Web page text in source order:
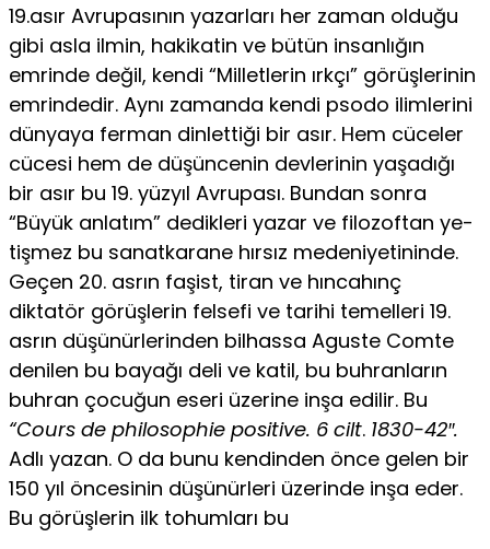
19.asır Avrupasının yazarları her zaman olduğu
gibi asla ilmin, hakikatin ve bütün insanlığın
emrinde değil, kendi “Milletlerin ırkçı” görüşlerinin
emrindedir. Aynı zamanda kendi psodo ilim­lerini
dünyaya ferman dinlettiği bir asır. Hem cüceler
cücesi hem de düşüncenin devlerinin yaşadığı
bir asır bu 19. yüzyıl Avrupası. Bundan sonra
“Büyük anlatım” dedikleri yazar ve filozoftan ye­
tişmez bu sanatkarane hırsız medeniyetininde.
Geçen 20. asrın fa­şist, tiran ve hıncahınç
diktatör görüşlerin felsefi ve tarihi temel­leri 19.
asrın düşünürlerinden bilhassa Aguste Comte
denilen bu bayağı deli ve katil, bu buhranların
buhran çocuğun eseri üzerine inşa edilir. Bu
“Cours de philosophie positive. 6 cilt. 1830-42″.
Adlı yazan. O da bunu kendinden önce gelen bir
150 yıl öncesinin düşünürleri üzerinde inşa eder.
Bu görüşlerin ilk tohumları bu